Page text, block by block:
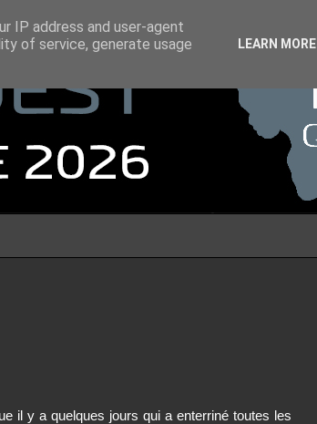
il y a quelques jours qui a enterriné toutes les
IP address and user-agent
of service, generate usage
LEARN MORE